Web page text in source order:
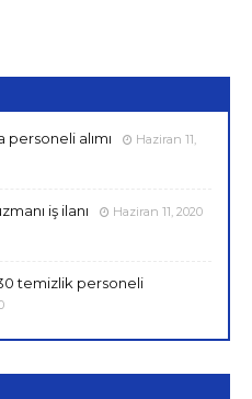
personeli alımı
Haziran 11,
iş ilanı Haziran 11, 2020
temizlik personeli